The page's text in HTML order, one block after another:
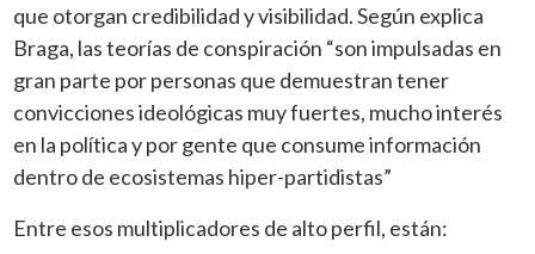
que otorgan credibilidad y visibilidad. Según explica
Braga, las teorías de conspiración “son impulsadas en
gran parte por personas que demuestran tener
convicciones ideológicas muy fuertes, mucho interés
en la política y por gente que consume información
dentro de ecosistemas hiper-partidistas”
Entre esos multiplicadores de alto perfil, están: